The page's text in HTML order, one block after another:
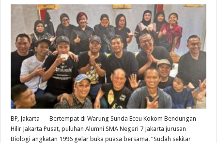
BP, Jakarta — Bertempat di Warung Sunda Eceu Kokom Bendungan
Hilir Jakarta Pusat, puluhan Alumni SMA Negeri 7 Jakarta jurusan
Biologi angkatan 1996 gelar buka puasa bersama. “Sudah sekitar